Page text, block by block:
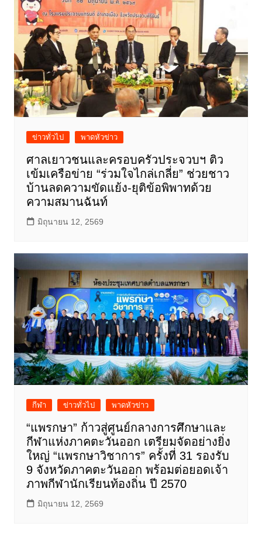
ข่าวทั่วไป พาดหัวข่าว
ศาลเยาวชนและครอบครัวประจวบฯ ติว
เข้มเครือข่าย “ร่วมใจไกล่เกลี่ย” ช่วยชาว
บ้านลดความขัดแย้ง-ยุติข้อพิพาทด้วย
ความสมานฉันท์
มิถุนายน 12, 2569
กีฬา ข่าวทั่วไป พาดหัวข่าว
“แพรกษา” ก้าวสู่ศูนย์กลางการศึกษาและ
กีฬาแห่งภาคตะวันออก เตรียมจัดอย่างยิ่ง
ใหญ่ “แพรกษาวิชาการ” ครั้งที่ 31 รองรับ
9 จังหวัดภาคตะวันออก พร้อมต่อยอดเจ้า
ภาพกีฬานักเรียนท้องถิ่น ปี 2570
มิถุนายน 12, 2569